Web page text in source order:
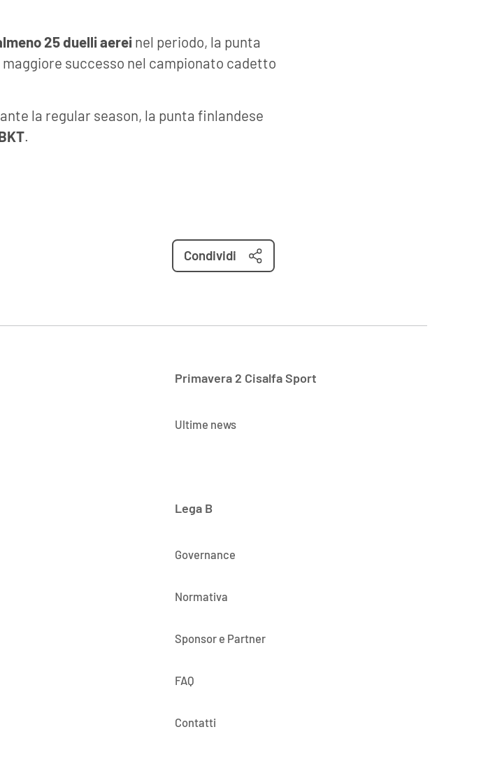
25 duelli aereinel periodo, la punta
successo nel campionato cadetto
la regular season, la punta finlandese
.
Condividi
Primavera 2 Cisalfa Sport
Ultime news
Lega B
Governance
Normativa
Sponsor e Partner
FAQ
Contatti